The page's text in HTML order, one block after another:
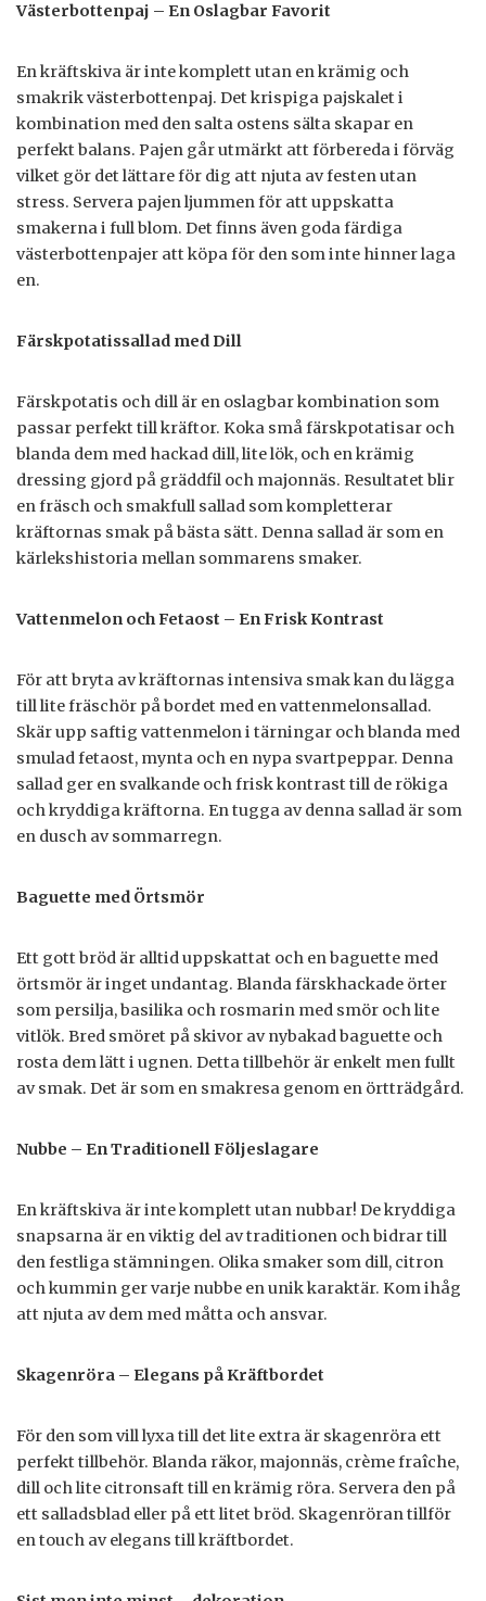
Västerbottenpaj – En Oslagbar Favorit
En kräftskiva är inte komplett utan en krämig och
smakrik västerbottenpaj. Det krispiga pajskalet i
kombination med den salta ostens sälta skapar en
perfekt balans. Pajen går utmärkt att förbereda i förväg
vilket gör det lättare för dig att njuta av festen utan
stress. Servera pajen ljummen för att uppskatta
smakerna i full blom. Det finns även goda färdiga
västerbottenpajer att köpa för den som inte hinner laga
en.
Färskpotatissallad med Dill
Färskpotatis och dill är en oslagbar kombination som
passar perfekt till kräftor. Koka små färskpotatisar och
blanda dem med hackad dill, lite lök, och en krämig
dressing gjord på gräddfil och majonnäs. Resultatet blir
en fräsch och smakfull sallad som kompletterar
kräftornas smak på bästa sätt. Denna sallad är som en
kärlekshistoria mellan sommarens smaker.
Vattenmelon och Fetaost – En Frisk Kontrast
För att bryta av kräftornas intensiva smak kan du lägga
till lite fräschör på bordet med en vattenmelonsallad.
Skär upp saftig vattenmelon i tärningar och blanda med
smulad fetaost, mynta och en nypa svartpeppar. Denna
sallad ger en svalkande och frisk kontrast till de rökiga
och kryddiga kräftorna. En tugga av denna sallad är som
en dusch av sommarregn.
Baguette med Örtsmör
Ett gott bröd är alltid uppskattat och en baguette med
örtsmör är inget undantag. Blanda färskhackade örter
som persilja, basilika och rosmarin med smör och lite
vitlök. Bred smöret på skivor av nybakad baguette och
rosta dem lätt i ugnen. Detta tillbehör är enkelt men fullt
av smak. Det är som en smakresa genom en örtträdgård.
Nubbe – En Traditionell Följeslagare
En kräftskiva är inte komplett utan nubbar! De kryddiga
snapsarna är en viktig del av traditionen och bidrar till
den festliga stämningen. Olika smaker som dill, citron
och kummin ger varje nubbe en unik karaktär. Kom ihåg
att njuta av dem med måtta och ansvar.
Skagenröra – Elegans på Kräftbordet
För den som vill lyxa till det lite extra är skagenröra ett
perfekt tillbehör. Blanda räkor, majonnäs, crème fraîche,
dill och lite citronsaft till en krämig röra. Servera den på
ett salladsblad eller på ett litet bröd. Skagenröran tillför
en touch av elegans till kräftbordet.